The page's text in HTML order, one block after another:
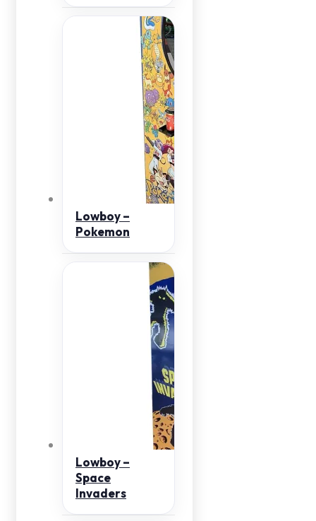
Lowboy –
Pokemon
Lowboy –
Space
Invaders